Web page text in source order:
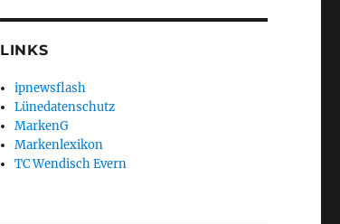
LINKS
ipnewsflash
Lünedatenschutz
MarkenG
Markenlexikon
TC Wendisch Evern